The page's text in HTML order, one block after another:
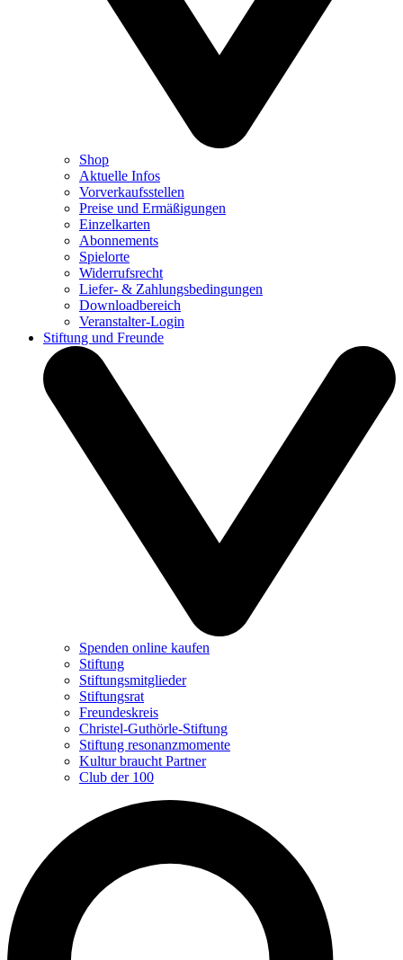
Shop
Aktuelle Infos
Vorverkaufsstellen
Preise und Ermäßigungen
Einzelkarten
Abonnements
Spielorte
Widerrufsrecht
Liefer- & Zahlungsbedingungen
Downloadbereich
Veranstalter-Login
Stiftung und Freunde
Spenden online kaufen
Stiftung
Stiftungsmitglieder
Stiftungsrat
Freundeskreis
Christel-Guthörle-Stiftung
Stiftung resonanzmomente
Kultur braucht Partner
Club der 100